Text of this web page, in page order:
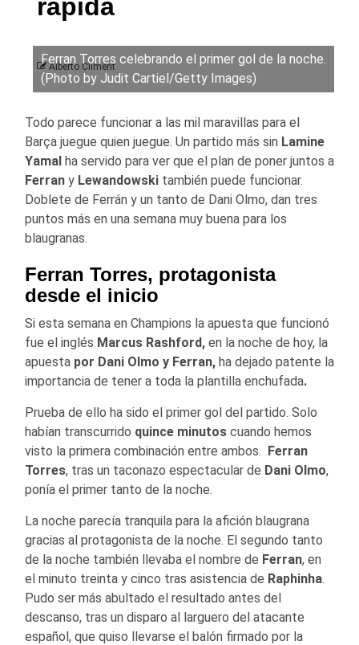
rápida
Alberto Climent
Ferran Torres celebrando el primer gol de la noche.
(Photo by Judit Cartiel/Getty Images)
Todo parece funcionar a las mil maravillas para el
Barça juegue quien juegue. Un partido más sin Lamine
Yamal ha servido para ver que el plan de poner juntos a
Ferran y Lewandowski también puede funcionar.
Doblete de Ferrán y un tanto de Dani Olmo, dan tres
puntos más en una semana muy buena para los
blaugranas.
Ferran Torres, protagonista
desde el inicio
Si esta semana en Champions la apuesta que funcionó
fue el inglés Marcus Rashford, en la noche de hoy, la
apuesta por Dani Olmo y Ferran, ha dejado patente la
importancia de tener a toda la plantilla enchufada.
Prueba de ello ha sido el primer gol del partido. Solo
habían transcurrido quince minutos cuando hemos
visto la primera combinación entre ambos. Ferran
Torres, tras un taconazo espectacular de Dani Olmo,
ponía el primer tanto de la noche.
La noche parecía tranquila para la afición blaugrana
gracias al protagonista de la noche. El segundo tanto
de la noche también llevaba el nombre de Ferran, en
el minuto treinta y cinco tras asistencia de Raphinha.
Pudo ser más abultado el resultado antes del
descanso, tras un disparo al larguero del atacante
español, que quiso llevarse el balón firmado por la